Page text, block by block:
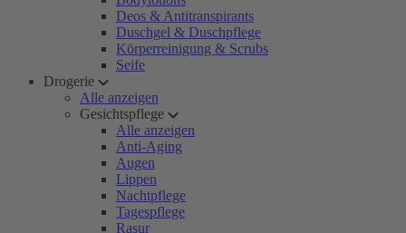
Deos & Antitranspirants
Duschgel & Duschpflege
Körperreinigung & Scrubs
Seife
Drogerie
Alle anzeigen
Gesichtspflege
Alle anzeigen
Anti-Aging
Augen
Lippen
Nachtpflege
Tagespflege
Rasur